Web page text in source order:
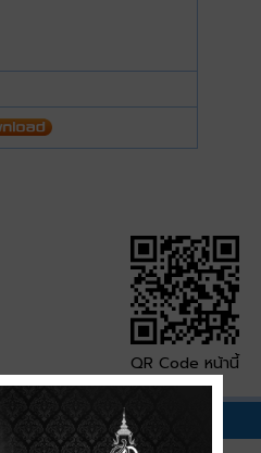
QR Code หน้านี้